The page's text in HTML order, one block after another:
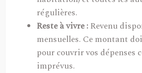
régulières.
Reste à vivre : Revenu
mensuelles. Ce montant
pour couvrir vos dépenses
imprévus.